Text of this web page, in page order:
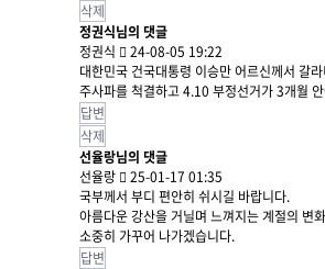
삭제
정권식님의 댓글
정권식
24-08-05 19:22
대한민국 건국대통령 이승만 어르신께서 갈
주사파를 척결하고 4.10 부정선거가 3개월
답변
삭제
선율랑님의 댓글
선율랑
25-01-17 01:35
국부께서 부디 편안히 쉬시길 바랍니다.
아름다운 강산을 거닐며 느껴지는 계절의 변
소중히 가꾸어 나가겠습니다.
답변